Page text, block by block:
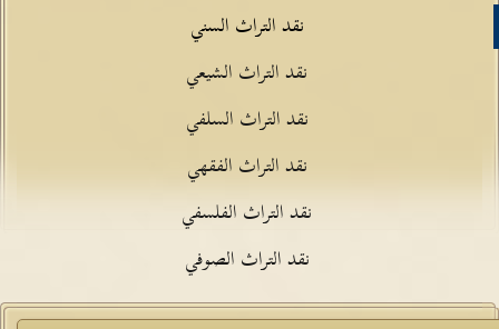
نقد التراث السني
نقد التراث الشيعي
نقد التراث السلفي
نقد التراث الفقهي
نقد التراث الفلسفي
نقد التراث الصوفي